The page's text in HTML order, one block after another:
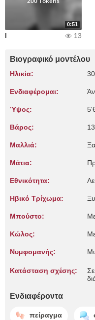
0:51
13
Βιογραφικό μοντέλου
Ηλικία:
Ενδιαφέρομαι:
Ύψος:
Βάρος:
Μαλλιά:
Μάτια:
Εθνικότητα:
Ηβικό Τρίχωμα:
Μπούστο:
Κώλος:
Νυμφομανής:
Κατάσταση σχέσης:
Ενδιαφέροντα
πείραγμα